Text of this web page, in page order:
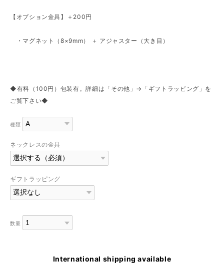
【オプション金具】＋200円
・マグネット（8×9mm） ＋ アジャスター（大き目）
◆有料（100円）包装有。詳細は「その他」→「ギフトラッピング」を
ご覧下さい◆
種類
ネックレスの金具
ギフトラッピング
数量
International shipping available